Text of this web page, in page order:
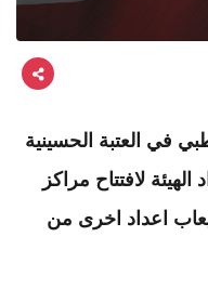
في العتبة الحسينية
لافتتاح مراكز
اعداد اخرى من